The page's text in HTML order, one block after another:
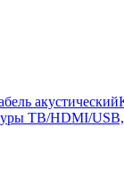
акустический
ТВ/HDMI/USB,